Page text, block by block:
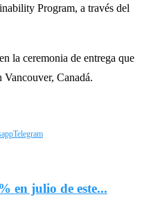
Program, a través del
la ceremonia de entrega que
Canadá.
Telegram
en julio de este...